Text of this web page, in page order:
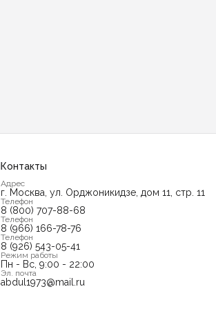
Контакты
Адрес
г. Москва, ул. Орджоникидзе, дом 11, стр. 11
Телефон
8 (800) 707-88-68
Телефон
8 (966) 166-78-76
Телефон
8 (926) 543-05-41
Режим работы
Пн - Вс, 9:00 - 22:00
Эл. почта
abdul1973@mail.ru